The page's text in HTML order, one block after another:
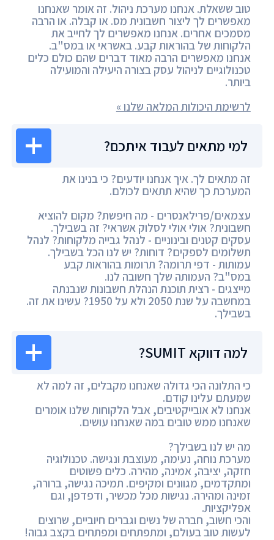
טוב ששאלת. אנחנו מערכת ניהול. זה אומר שאנחנו
מאפשרים לך ליצור חשבונית מס. או קבלה. או הרבה
מסמכים אחרים. אנחנו מאפשרים לך לחייב את
הלקוחות של בהוראות קבע. באשראי או במס"ב.
אנחנו מאפשרים הרבה מאוד דברים שהם כולם כלים
טכנולוגיים לניהול עסק בצורה היעילה והמועילה
ביותר.
לרשימת היכולות המלאה שלנו »
למי מתאים לעבוד איתכם?
זה מתאים לך. איך אנחנו יודעים? כי בנינו את
המערכת כך שהיא תתאים לכולם.
עצמאים/פרילאנסרים - מה חיפשת? מקום להוציא
חשבונית? אולי אולי לסלוק אשראי? זה בשבילך.
עסקים קטנים ובינוניים - לנהל גבייה מלקוחות? לנהל
תשלומים לספקים? דוחות? יש לנו הכל בשבילך.
עמותות - דפי תרומה? תרומות בהוראות קבע
במס"ב? העמותה שלך חשובה לנו.
מייצגים - רצית תוכנת הנהלת חשבונות שנבנתה
במחשבה על שנת 2050 ולא על 1950? עשינו את זה.
בשבילך.
למה דווקא SUMIT?
כי התלונה הכי גדולה שאנחנו מקבלים, זה למה לא
שמעתם עלינו קודם.
אנחנו לא אובייקטיבים, אבל הלקוחות שלנו אומרים
שאנחנו ממש טובים במה שאנחנו עושים.
מה יש לנו בשבילך?
מערכת נוחה, נעימה, מעוצבת ונגישה. טכנולוגיה
חזקה, יציבה, אמינה, מהירה. כלים פשוטים
ומתקדמים, מגוונים ומקיפים. תמיכה נגישה, ברורה,
זמינה ומהירה. נגישות מכל מכשיר, ודפדפן, וגם
אפליקציות.
והכי חשוב, חברה של נשים וגברים חיוביים, שרוצים
לעשות טוב בעולם, ומתפתחים ומפתחים בקצב גבוה!